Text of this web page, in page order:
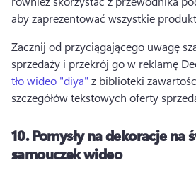
aby zaprezentować wszystkie
Zacznij od przyciągającego uwagę
sprzedaży i przekrój go w reklamę
tło wideo "diya" z biblioteki
szczegółów tekstowych oferty
10.Pomysły na dekoracje na
samouczek wideo